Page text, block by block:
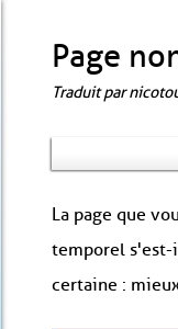
Page
Traduit par
La page que
temporel s'est-
certaine :